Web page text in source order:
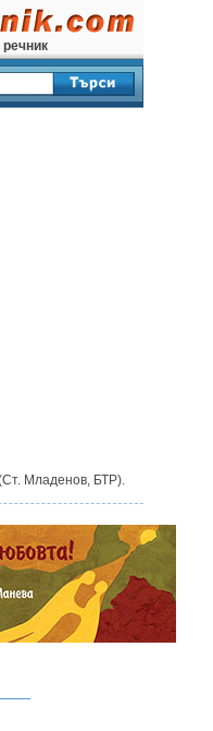
Младенов, БТР).